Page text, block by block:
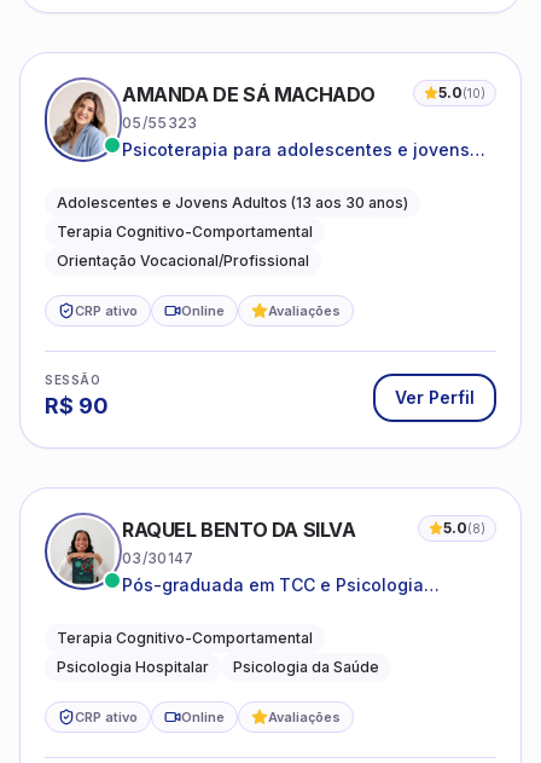
AMANDA DE SÁ MACHADO 5.0(10)
05/55323
Psicoterapia para adolescentes e jovens
autoestima, relações e orientação
profissional
Adolescentes e Jovens Adultos (13 aos 30 anos)
Terapia Cognitivo-Comportamental
Orientação Vocacional/Profissional
CRP ativo Online Avaliações
SESSÃO
R$ 90 Ver Perfil
RAQUEL BENTO DA SILVA 5.0(8)
03/30147
Pós-graduada em TCC e Psicologia
Terapia Cognitivo-Comportamental
Psicologia Hospitalar
Psicologia da Saúde
CRP ativo Online Avaliações